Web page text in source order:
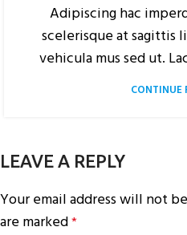
Adipiscing hac
scelerisque at sagittis
vehicula mus sed ut.
CONTINUE
LEAVE A REPLY
Your email address will not
are marked*